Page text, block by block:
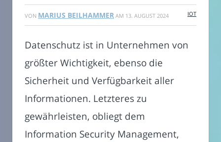
VON MARIUS BEILHAMMER AM 13. AUGUST 2024 IOT
Datenschutz ist in Unternehmen von
größter Wichtigkeit, ebenso die
Sicherheit und Verfügbarkeit aller
Informationen. Letzteres zu
gewährleisten, obliegt dem
Information Security Management,